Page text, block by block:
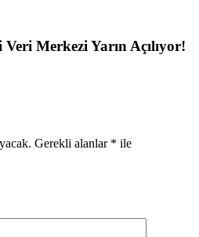
Merkezi Yarın Açılıyor!
Gerekli alanlar * ile